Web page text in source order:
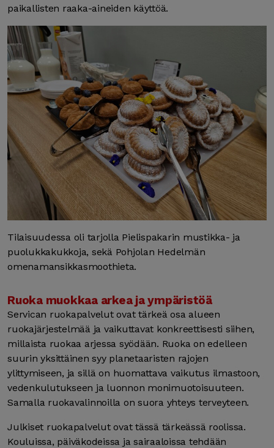
paikallisten raaka-aineiden käyttöä.
Tilaisuudessa oli tarjolla Pielispakarin mustikka- ja
puolukkakukkoja, sekä Pohjolan Hedelmän
omenamansikkasmoothieta.
Ruoka muokkaa arkea ja ympäristöä
Servican ruokapalvelut ovat tärkeä osa alueen
ruokajärjestelmää ja vaikuttavat konkreettisesti siihen,
millaista ruokaa arjessa syödään. Ruoka on edelleen
suurin yksittäinen syy planetaaristen rajojen
ylittymiseen, ja sillä on huomattava vaikutus ilmastoon,
vedenkulutukseen ja luonnon monimuotoisuuteen.
Samalla ruokavalinnoilla on suora yhteys terveyteen.
Julkiset ruokapalvelut ovat tässä tärkeässä roolissa.
Kouluissa, päiväkodeissa ja sairaaloissa tehdään